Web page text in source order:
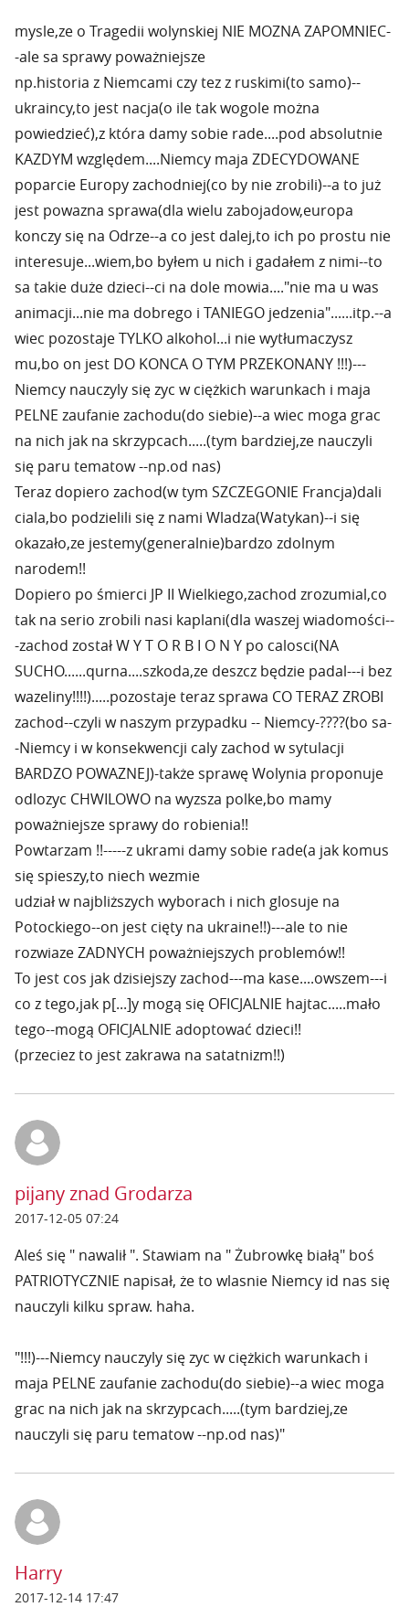
mysle,ze o Tragedii wolynskiej NIE MOZNA ZAPOMNIEC-
-ale sa sprawy poważniejsze
np.historia z Niemcami czy tez z ruskimi(to samo)--
ukraincy,to jest nacja(o ile tak wogole można
powiedzieć),z która damy sobie rade....pod absolutnie
KAZDYM względem....Niemcy maja ZDECYDOWANE
poparcie Europy zachodniej(co by nie zrobili)--a to już
jest powazna sprawa(dla wielu zabojadow,europa
konczy się na Odrze--a co jest dalej,to ich po prostu nie
interesuje...wiem,bo byłem u nich i gadałem z nimi--to
sa takie duże dzieci--ci na dole mowia...."nie ma u was
animacji...nie ma dobrego i TANIEGO jedzenia"......itp.--a
wiec pozostaje TYLKO alkohol...i nie wytłumaczysz
mu,bo on jest DO KONCA O TYM PRZEKONANY !!!)---
Niemcy nauczyly się zyc w ciężkich warunkach i maja
PELNE zaufanie zachodu(do siebie)--a wiec moga grac
na nich jak na skrzypcach.....(tym bardziej,ze nauczyli
się paru tematow --np.od nas)
Teraz dopiero zachod(w tym SZCZEGONIE Francja)dali
ciala,bo podzielili się z nami Wladza(Watykan)--i się
okazało,ze jestemy(generalnie)bardzo zdolnym
narodem!!
Dopiero po śmierci JP II Wielkiego,zachod zrozumial,co
tak na serio zrobili nasi kaplani(dla waszej wiadomości--
-zachod został W Y T O R B I O N Y po calosci(NA
SUCHO......qurna....szkoda,ze deszcz będzie padal---i bez
wazeliny!!!!).....pozostaje teraz sprawa CO TERAZ ZROBI
zachod--czyli w naszym przypadku -- Niemcy-????(bo sa-
-Niemcy i w konsekwencji caly zachod w sytulacji
BARDZO POWAZNEJ)-także sprawę Wolynia proponuje
odlozyc CHWILOWO na wyzsza polke,bo mamy
poważniejsze sprawy do robienia!!
Powtarzam !!-----z ukrami damy sobie rade(a jak komus
się spieszy,to niech wezmie
udział w najbliższych wyborach i nich glosuje na
Potockiego--on jest cięty na ukraine!!)---ale to nie
rozwiaze ZADNYCH poważniejszych problemów!!
To jest cos jak dzisiejszy zachod---ma kase....owszem---i
co z tego,jak p[...]y mogą się OFICJALNIE hajtac.....mało
tego--mogą OFICJALNIE adoptować dzieci!!
(przeciez to jest zakrawa na satatnizm!!)
pijany znad Grodarza
2017-12-05 07:24
Aleś się " nawalił ". Stawiam na " Żubrowkę białą" boś
PATRIOTYCZNIE napisał, że to wlasnie Niemcy id nas się
nauczyli kilku spraw. haha.
"!!!)---Niemcy nauczyly się zyc w ciężkich warunkach i
maja PELNE zaufanie zachodu(do siebie)--a wiec moga
grac na nich jak na skrzypcach.....(tym bardziej,ze
nauczyli się paru tematow --np.od nas)"
Harry
2017-12-14 17:47